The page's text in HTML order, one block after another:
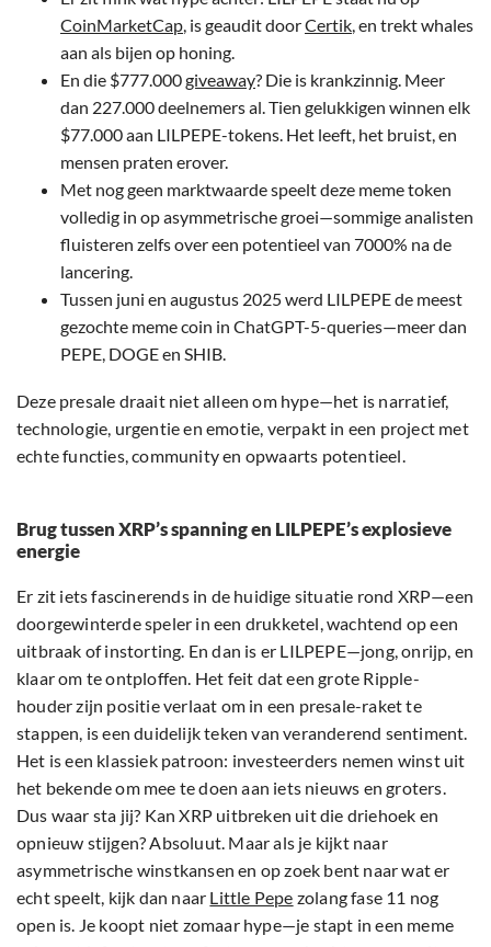
CoinMarketCap, is geaudit doorCertik, en trekt whales
aan als bijen op honing.
En die $777.000giveaway? Die is krankzinnig. Meer
dan 227.000 deelnemers al. Tien gelukkigen winnen elk
$77.000 aan LILPEPE-tokens. Het leeft, het bruist, en
mensen praten erover.
Met nog geen marktwaarde speelt deze meme token
volledig in op asymmetrische groei—sommige analisten
fluisteren zelfs over een potentieel van 7000% na de
lancering.
Tussen juni en augustus 2025 werd LILPEPE de meest
gezochte meme coin in ChatGPT-5-queries—meer dan
PEPE, DOGE en SHIB.
Deze presale draait niet alleen om hype—het is narratief,
technologie, urgentie en emotie, verpakt in een project met
echte functies, community en opwaarts potentieel.
Brug tussen XRP’s spanning en LILPEPE’s explosieve
energie
Er zit iets fascinerends in de huidige situatie rond XRP—een
doorgewinterde speler in een drukketel, wachtend op een
uitbraak of instorting. En dan is er LILPEPE—jong, onrijp, en
klaar om te ontploffen. Het feit dat een grote Ripple-
houder zijn positie verlaat om in een presale-raket te
stappen, is een duidelijk teken van veranderend sentiment.
Het is een klassiek patroon: investeerders nemen winst uit
het bekende om mee te doen aan iets nieuws en groters.
Dus waar sta jij? Kan XRP uitbreken uit die driehoek en
opnieuw stijgen? Absoluut. Maar als je kijkt naar
asymmetrische winstkansen en op zoek bent naar wat er
echt speelt, kijk dan naar Little Pepe zolang fase 11 nog
open is. Je koopt niet zomaar hype—je stapt in een meme